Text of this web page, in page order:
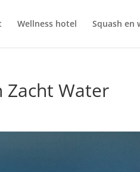
Wellness hotel Squash en
Zacht Water